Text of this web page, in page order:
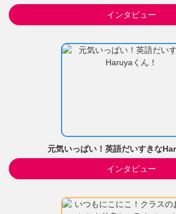
インタビュー
元気いっぱい！英語だいすきな
インタビュー